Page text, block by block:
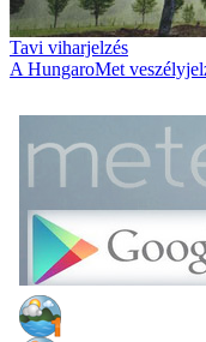
Tavi viharjelzés
A HungaroMet